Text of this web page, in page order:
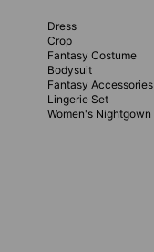
Dress
Crop
Fantasy Costume
Bodysuit
Fantasy Accessories
Lingerie Set
Women's Nightgown